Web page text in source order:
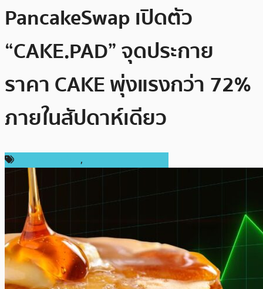
PancakeSwap เปิดตัว
“CAKE.PAD” จุดประกาย
ราคา CAKE พุ่งแรงกว่า 72%
ภายในสัปดาห์เดียว
,